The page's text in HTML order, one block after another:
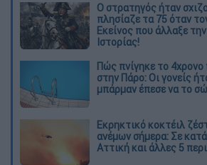
O στρατηγός ήταν
πλησίαζε τα 75 όταν
Εκείνος που άλλαξε
Ιστορίας!
Πώς πνίγηκε το 4χρονο
στην Πάρο: Οι γονείς
μπάρμαν έπεσε να το
Εκρηκτικό κοκτέιλ
ανέμων σήμερα: Σε
Αττική και άλλες 5